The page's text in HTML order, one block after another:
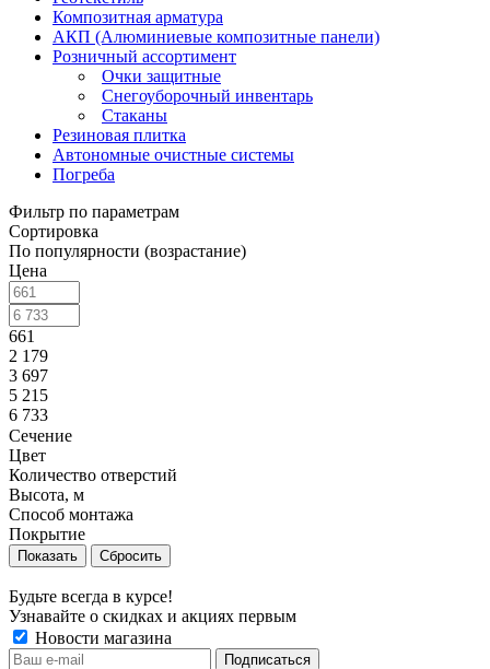
Композитная арматура
АКП (Алюминиевые композитные панели)
Розничный ассортимент
Очки защитные
Снегоуборочный инвентарь
Стаканы
Резиновая плитка
Автономные очистные системы
Погреба
Фильтр по параметрам
Сортировка
По популярности (возрастание)
Цена
661
2 179
3 697
5 215
6 733
Сечение
Цвет
Количество отверстий
Высота, м
Способ монтажа
Покрытие
Сбросить
Будьте всегда в курсе!
Узнавайте о скидках и акциях первым
Новости магазина